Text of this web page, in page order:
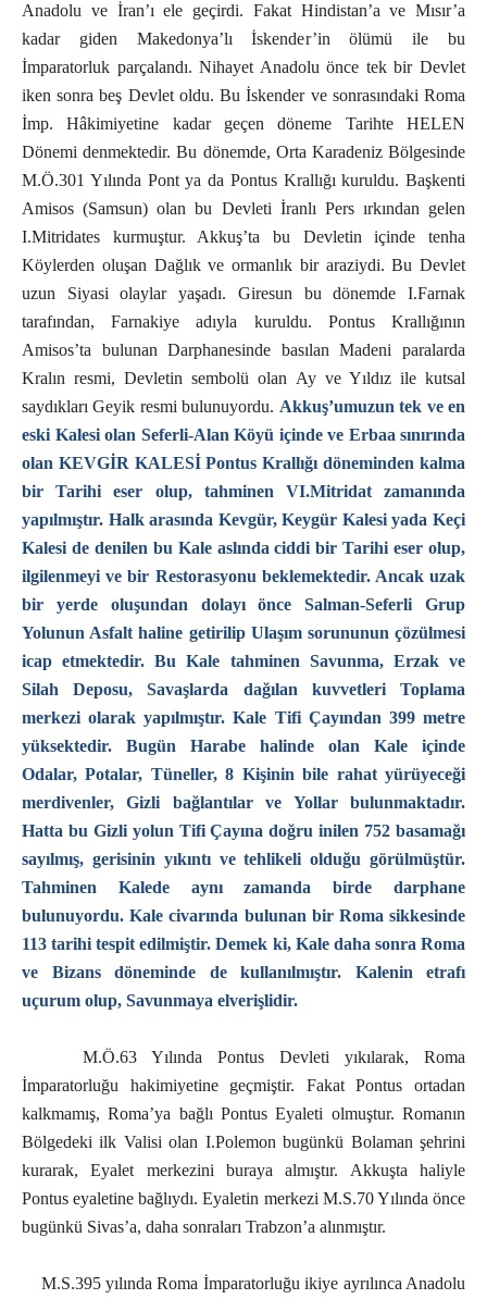
Anadolu ve İran’ı ele geçirdi. Fakat Hindistan’a ve Mısır’a
kadar giden Makedonya’lı İskender’in ölümü ile bu
İmparatorluk parçalandı. Nihayet Anadolu önce tek bir Devlet
iken sonra beş Devlet oldu. Bu İskender ve sonrasındaki Roma
İmp. Hâkimiyetine kadar geçen döneme Tarihte HELEN
Dönemi denmektedir. Bu dönemde, Orta Karadeniz Bölgesinde
M.Ö.301 Yılında Pont ya da Pontus Krallığı kuruldu. Başkenti
Amisos (Samsun) olan bu Devleti İranlı Pers ırkından gelen
I.Mitridates kurmuştur. Akkuş’ta bu Devletin içinde tenha
Köylerden oluşan Dağlık ve ormanlık bir araziydi. Bu Devlet
uzun Siyasi olaylar yaşadı. Giresun bu dönemde I.Farnak
tarafından, Farnakiye adıyla kuruldu. Pontus Krallığının
Amisos’ta bulunan Darphanesinde basılan Madeni paralarda
Kralın resmi, Devletin sembolü olan Ay ve Yıldız ile kutsal
saydıkları Geyik resmi bulunuyordu. Akkuş’umuzun tek ve en
eski Kalesi olan Seferli-Alan Köyü içinde ve Erbaa sınırında
olan KEVGİR KALESİ Pontus Krallığı döneminden kalma
bir Tarihi eser olup, tahminen VI.Mitridat zamanında
yapılmıştır. Halk arasında Kevgür, Keygür Kalesi yada Keçi
Kalesi de denilen bu Kale aslında ciddi bir Tarihi eser olup,
ilgilenmeyi ve bir Restorasyonu beklemektedir. Ancak uzak
bir yerde oluşundan dolayı önce Salman-Seferli Grup
Yolunun Asfalt haline getirilip Ulaşım sorununun çözülmesi
icap etmektedir. Bu Kale tahminen Savunma, Erzak ve
Silah Deposu, Savaşlarda dağılan kuvvetleri Toplama
merkezi olarak yapılmıştır. Kale Tifi Çayından 399 metre
yüksektedir. Bugün Harabe halinde olan Kale içinde
Odalar, Potalar, Tüneller, 8 Kişinin bile rahat yürüyeceği
merdivenler, Gizli bağlantılar ve Yollar bulunmaktadır.
Hatta bu Gizli yolun Tifi Çayına doğru inilen 752 basamağı
sayılmış, gerisinin yıkıntı ve tehlikeli olduğu görülmüştür.
Tahminen Kalede aynı zamanda birde darphane
bulunuyordu. Kale civarında bulunan bir Roma sikkesinde
113 tarihi tespit edilmiştir. Demek ki, Kale daha sonra Roma
ve Bizans döneminde de kullanılmıştır. Kalenin etrafı
uçurum olup, Savunmaya elverişlidir.
M.Ö.63 Yılında Pontus Devleti yıkılarak, Roma
İmparatorluğu hakimiyetine geçmiştir. Fakat Pontus ortadan
kalkmamış, Roma’ya bağlı Pontus Eyaleti olmuştur. Romanın
Bölgedeki ilk Valisi olan I.Polemon bugünkü Bolaman şehrini
kurarak, Eyalet merkezini buraya almıştır. Akkuşta haliyle
Pontus eyaletine bağlıydı. Eyaletin merkezi M.S.70 Yılında önce
bugünkü Sivas’a, daha sonraları Trabzon’a alınmıştır.
M.S.395 yılında Roma İmparatorluğu ikiye ayrılınca Anadolu